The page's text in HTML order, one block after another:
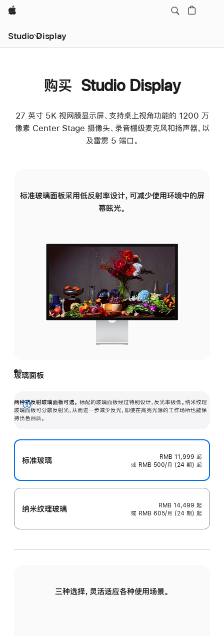
Apple
Studio Display
购买 Studio Display
27 英寸 5K 视网膜显示屏、支持桌上视角功能的 1200 万
像素 Center Stage 摄像头、录音棚级麦克风和扬声器，以
及雷雳 5 端口。
标准玻璃面板采用低反射率设计，可减少使用环境中的屏
幕眩光。
玻璃面板
两种抗反射玻璃面板可选。 标配的玻璃面板经过特别设计，反光率极低。纳米纹理
玻璃面板可分散反射光，从而进一步减少反光，即使在高亮光源的工作场所也能保
持出色画质。
展
开
标准玻璃 RMB 11,999 起
或 RMB 500/月 (24 期) 起
纳米纹理玻璃 RMB 14,499 起
或 RMB 605/月 (24 期) 起
三种选择，灵活适应各种使用场景。